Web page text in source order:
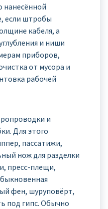
нанесённой
если штробы
кабеля, а
и ниши
приборов,
от мусора и
рабочей
и
Для этого
пассатижи,
нож для разделки
пресс-плещи,
фен, шуруповёрт,
под гипс. Обычно